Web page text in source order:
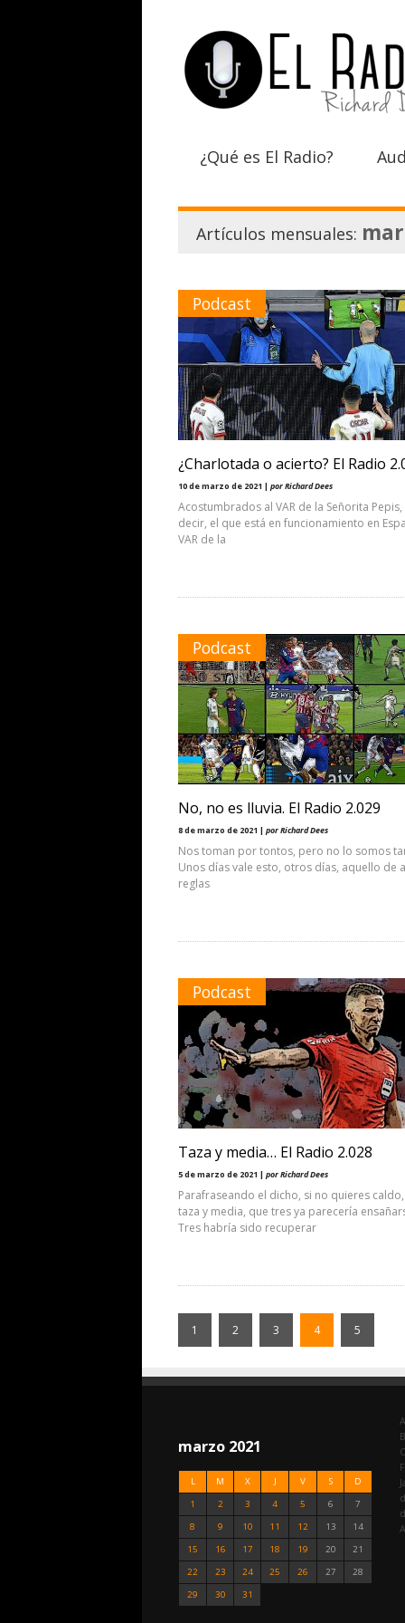
¿Qué es El Radio?
Artículos mensuales:
Podcast
¿Charlotada o acierto? El Radio
10 de marzo de 2021 | por Richard Dees
Acostumbrados al VAR de la Señorita Pepis,
decir, el que está en funcionamiento en
VAR de la
Podcast
No, no es lluvia. El Radio 2.029
8 de marzo de 2021 | por Richard Dees
Nos toman por tontos, pero no lo somos
Unos días vale esto, otros días, aquello de
reglas
Podcast
Taza y media… El Radio 2.028
5 de marzo de 2021 | por Richard Dees
Parafraseando el dicho, si no quieres
taza y media, que tres ya parecería
Tres habría sido recuperar
1 2 3 4 5
marzo 2021
L M X J V S D
1 2 3 4 5 6
7
8
9 10 11 12 13
14
15
16 17 18 19 20
21
22
23 24 25 26 27
28
29
30 31